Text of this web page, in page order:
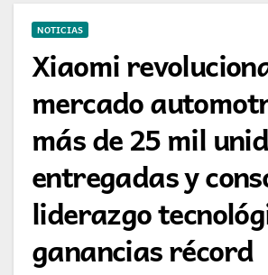
NOTICIAS
Xiaomi
mercado
más de 25 mil
entregadas y
liderazgo
ganancias récord